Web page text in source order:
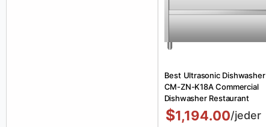
Best Ultrasonic Dishwasher
CM-ZN-K18A Commercial
Dishwasher Restaurant
$1,194.00/jeder